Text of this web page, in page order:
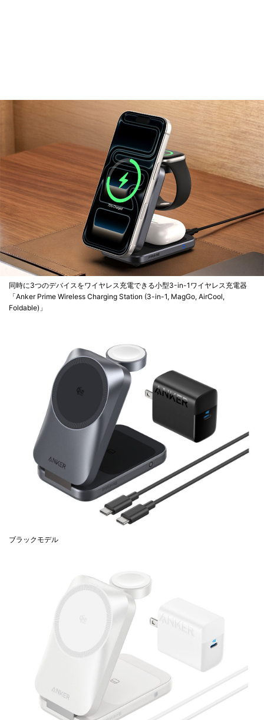
同時に3つのデバイスをワイヤレス充電できる小型3-in-1ワイヤレス充電器
「Anker Prime Wireless Charging Station (3-in-1, MagGo, AirCool,
Foldable)」
ブラックモデル